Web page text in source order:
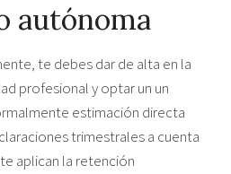
autónoma
te debes dar de alta en la
profesional y optar un un
estimación directa
trimestrales a cuenta
aplican la retención